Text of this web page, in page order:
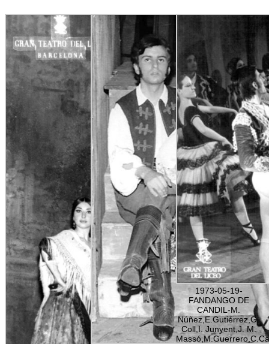
1973-05-19-
FANDANGO DE
CANDIL-M.
Núñez,E.Gutiérrez,G.
Coll,I. Junyent,J. M.